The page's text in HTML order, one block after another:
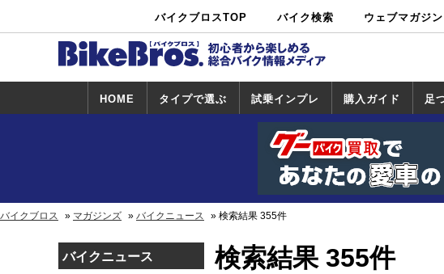
バイクブロスTOP バイク検索
中古バイ
ク・新車検
カタログ検
索
ショップ検
索
ウェブマガジン
HOME タイプで選ぶ 試乗インプレ
試乗インプレ
一覧
ホンダ
ヤマハ
スズキ
カワサキ
ハーレー
BMW
トライアンフ
ドゥカティ
購入ガイド
一覧
足
バイクブロス マガジンズ バイクニュース 検索結果 355件
バイクニュース 検索結果 355件